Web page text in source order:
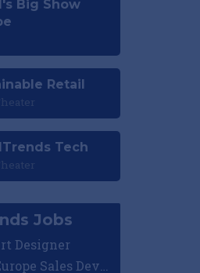
Big Show
Retail
Tech
Jobs
Designer